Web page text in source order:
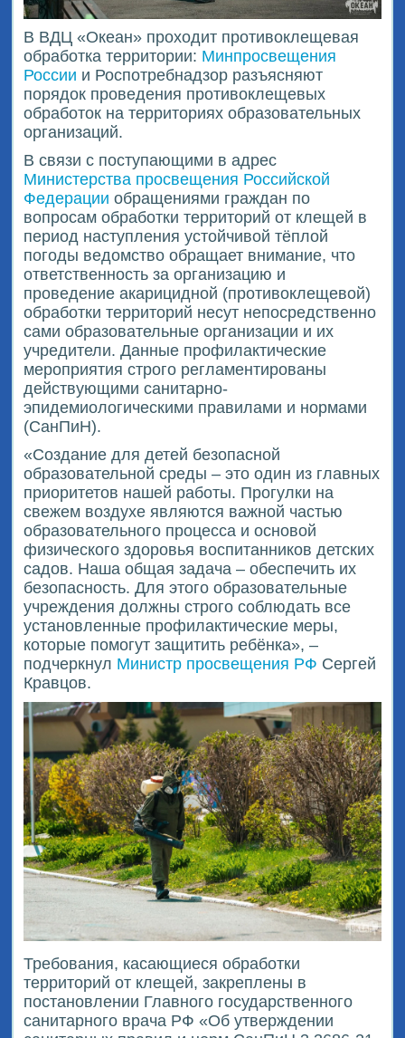
В ВДЦ «Океан» проходит противоклещевая
обработка территории: Минпросвещения
России и Роспотребнадзор разъясняют
порядок проведения противоклещевых
обработок на территориях образовательных
организаций.
В связи с поступающими в адрес
Министерства просвещения Российской
Федерации обращениями граждан по
вопросам обработки территорий от клещей в
период наступления устойчивой тёплой
погоды ведомство обращает внимание, что
ответственность за организацию и
проведение акарицидной (противоклещевой)
обработки территорий несут непосредственно
сами образовательные организации и их
учредители. Данные профилактические
мероприятия строго регламентированы
действующими санитарно-
эпидемиологическими правилами и нормами
(СанПиН).
«Создание для детей безопасной
образовательной среды – это один из главных
приоритетов нашей работы. Прогулки на
свежем воздухе являются важной частью
образовательного процесса и основой
физического здоровья воспитанников детских
садов. Наша общая задача – обеспечить их
безопасность. Для этого образовательные
учреждения должны строго соблюдать все
установленные профилактические меры,
которые помогут защитить ребёнка», –
подчеркнул Министр просвещения РФ Сергей
Кравцов.
Требования, касающиеся обработки
территорий от клещей, закреплены в
постановлении Главного государственного
санитарного врача РФ «Об утверждении